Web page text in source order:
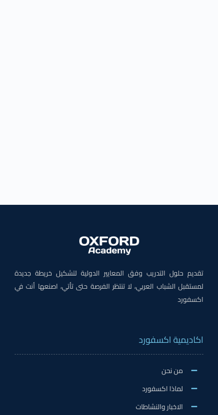
تقديم حلول التدريب وفق المعايير الدولية لتشكيل خريطة جديدة
لمستقبل الشباب العربي، لا تنتظر الفرصة حتى تأتي، اصنعها أنت في
اكسفورد
اكاديمية اكسفورد
من نحن
لماذا اكسفورد
الاخبار والنشاطات